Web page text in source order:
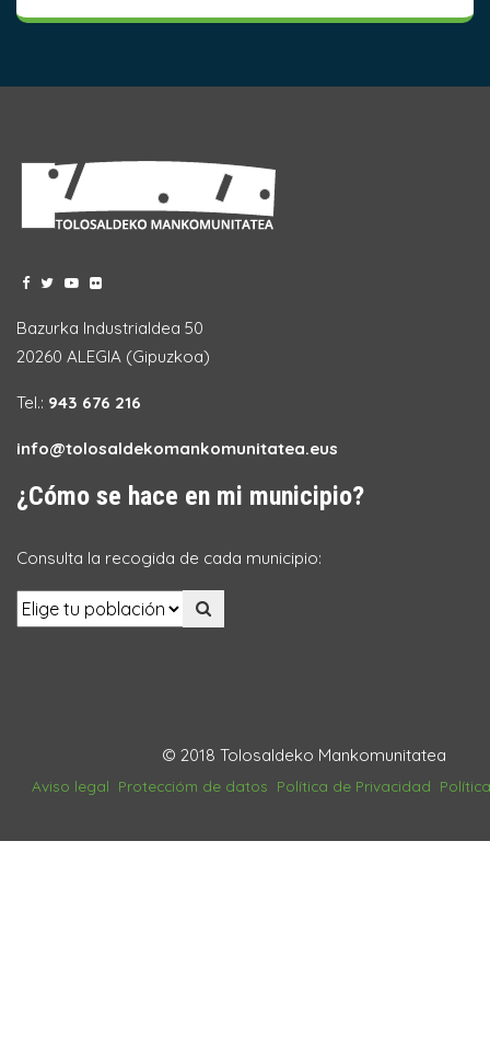
Bazurka Industrialdea 50
20260 ALEGIA (Gipuzkoa)
Tel.: 943 676 216
info@tolosaldekomankomunitatea.eus
¿Cómo se hace en mi municipio?
Consulta la recogida de cada municipio:
© 2018 Tolosaldeko Mankomunitatea
Aviso legal Proteccióm de datos Política de Privacidad